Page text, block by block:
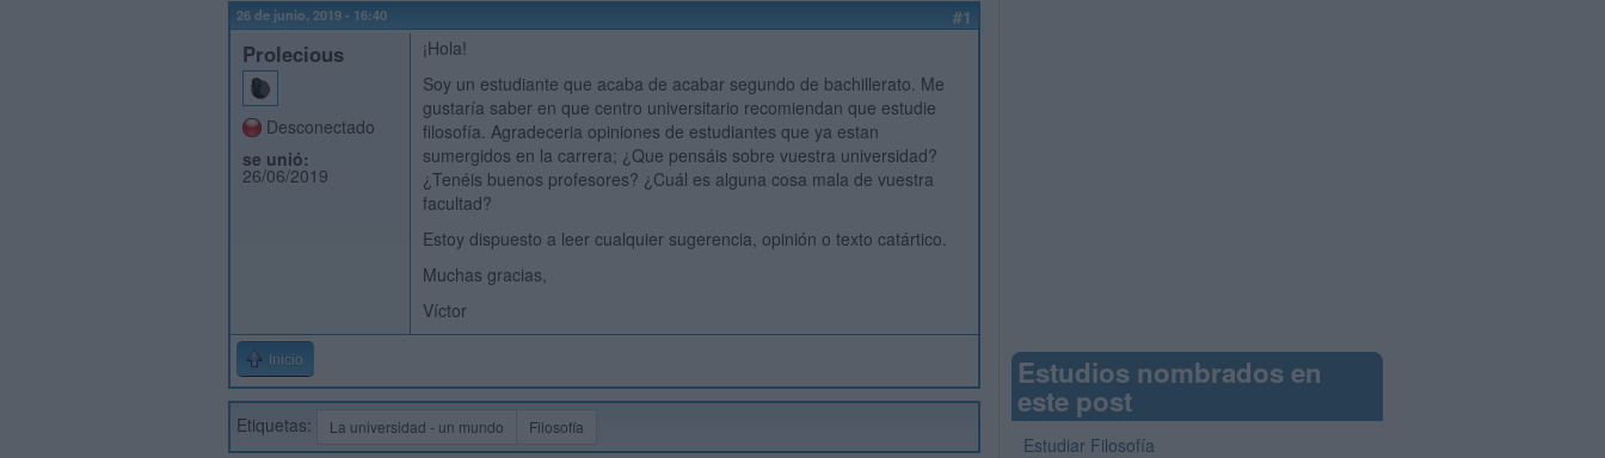
26 de junio, 2019 - 16:40 #1
Prolecious
Desconectado
se unió:
26/06/2019
¡Hola!
Soy un estudiante que acaba de acabar segundo de bachillerato. Me
gustaría saber en que centro universitario recomiendan que estudie
filosofía. Agradeceria opiniones de estudiantes que ya estan
sumergidos en la carrera; ¿Que pensáis sobre vuestra universidad?
¿Tenéis buenos profesores? ¿Cuál es alguna cosa mala de vuestra
facultad?
Estoy dispuesto a leer cualquier sugerencia, opinión o texto catártico.
Muchas gracias,
Víctor
Inicio
Etiquetas: La universidad - un mundo Filosofía
Estudios nombrados en
este post
Estudiar Filosofía